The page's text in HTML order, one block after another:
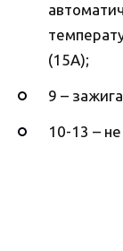
(15А);
9 –
10-13 –